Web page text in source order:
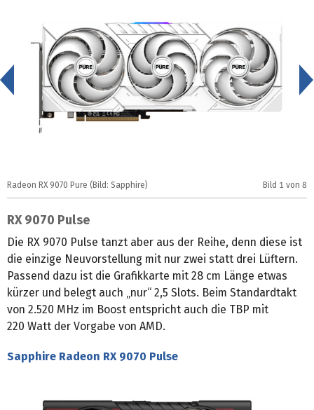
Radeon RX 9070 Pure (Bild: Sapphire) Bild 1 von 8
<
RX 9070 Pulse
Die RX 9070 Pulse tanzt aber aus der Reihe, denn diese ist
die einzige Neuvorstellung mit nur zwei statt drei Lüftern.
Passend dazu ist die Grafikkarte mit 28 cm Länge etwas
kürzer und belegt auch „nur“ 2,5 Slots. Beim Standardtakt
von 2.520 MHz im Boost entspricht auch die TBP mit
220 Watt der Vorgabe von AMD.
Sapphire Radeon RX 9070 Pulse